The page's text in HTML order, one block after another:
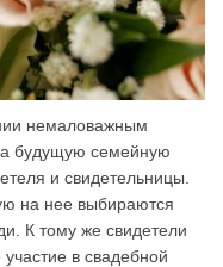
немаловажным
будущую семейную
и свидетельницы.
на нее выбираются
К тому же свидетели
в свадебной